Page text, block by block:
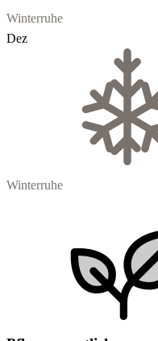
Winterruhe
Dez
Winterruhe